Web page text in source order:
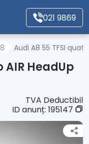
021 9869
Audi A8 55 TFSI
AIR HeadUp
TVA Deductibil
ID anunț: 195147